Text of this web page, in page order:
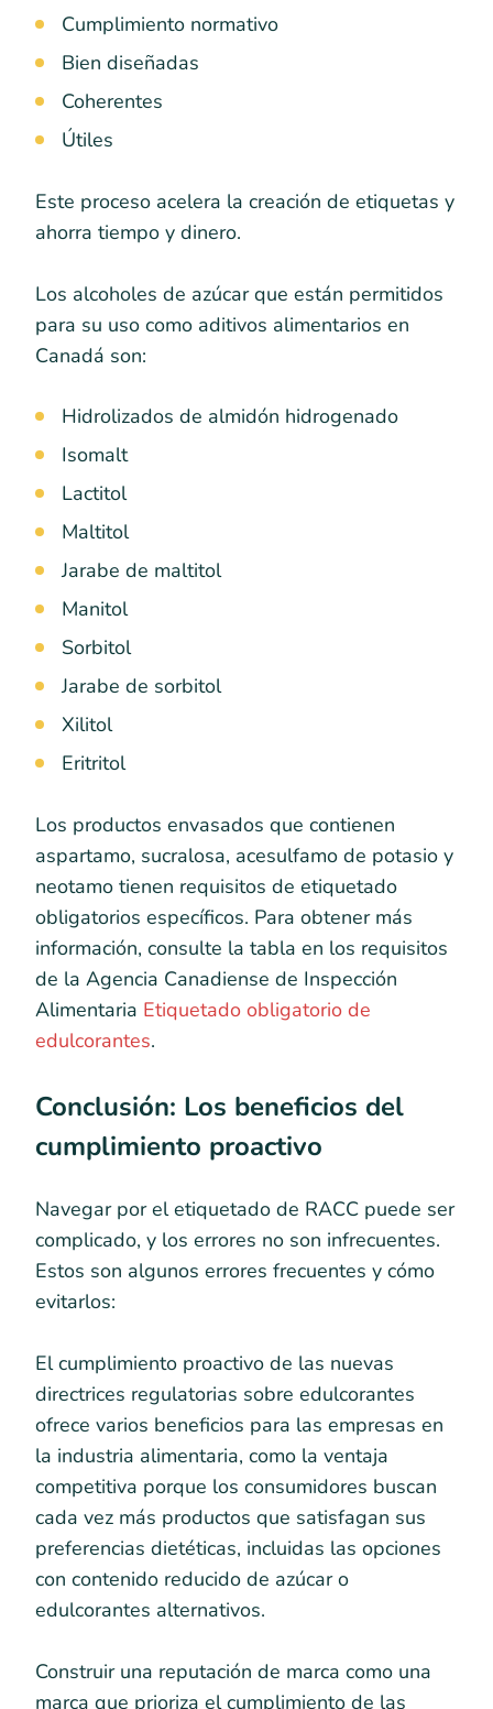
Cumplimiento normativo
Bien diseñadas
Coherentes
Útiles
Este proceso acelera la creación de etiquetas y
ahorra tiempo y dinero.
Los alcoholes de azúcar que están permitidos
para su uso como aditivos alimentarios en
Canadá son:
Hidrolizados de almidón hidrogenado
Isomalt
Lactitol
Maltitol
Jarabe de maltitol
Manitol
Sorbitol
Jarabe de sorbitol
Xilitol
Eritritol
Los productos envasados que contienen
aspartamo, sucralosa, acesulfamo de potasio y
neotamo tienen requisitos de etiquetado
obligatorios específicos. Para obtener más
información, consulte la tabla en los requisitos
de la Agencia Canadiense de Inspección
Alimentaria Etiquetado obligatorio de
edulcorantes.
Conclusión: Los beneficios del
cumplimiento proactivo
Navegar por el etiquetado de RACC puede ser
complicado, y los errores no son infrecuentes.
Estos son algunos errores frecuentes y cómo
evitarlos:
El cumplimiento proactivo de las nuevas
directrices regulatorias sobre edulcorantes
ofrece varios beneficios para las empresas en
la industria alimentaria, como la ventaja
competitiva porque los consumidores buscan
cada vez más productos que satisfagan sus
preferencias dietéticas, incluidas las opciones
con contenido reducido de azúcar o
edulcorantes alternativos.
Construir una reputación de marca como una
marca que prioriza el cumplimiento de las